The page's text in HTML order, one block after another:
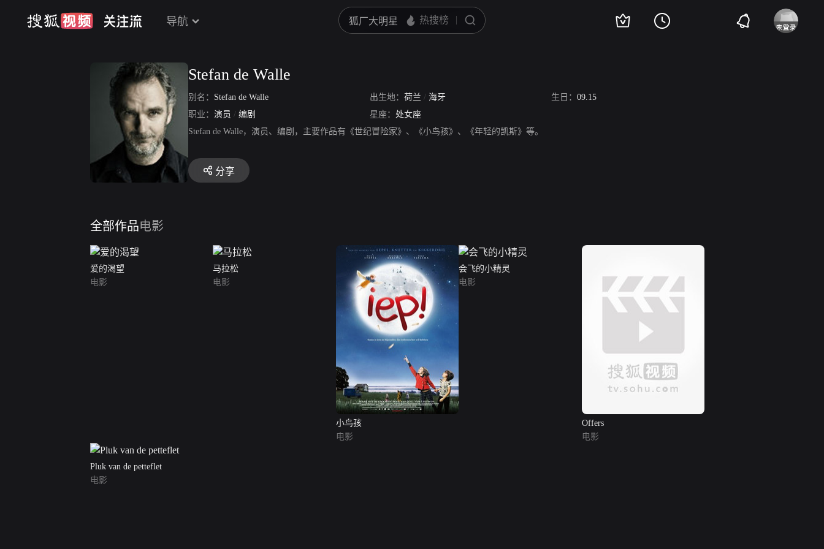
导航
Stefan de Walle
别名： Stefan de Walle 出生地： 荷兰 / 海牙 生日： 09.15
职业： 演员 / 编剧 星座： 处女座
Stefan de Walle，演员、编剧，主要作品有《世纪冒险家》、《小鸟孩》、《年轻的凯斯》等。
分享
全部作品电影
爱的渴望
电影
马拉松
电影
小鸟孩
电影
会飞的小精灵
电影
Offers
电影
Pluk van de petteflet
电影